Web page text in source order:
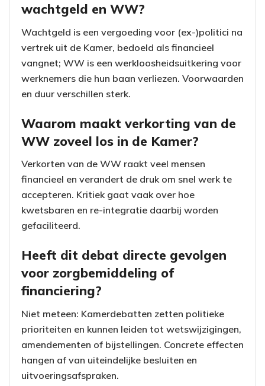
wachtgeld en WW?
Wachtgeld is een vergoeding voor (ex-)politici na
vertrek uit de Kamer, bedoeld als financieel
vangnet; WW is een werkloosheidsuitkering voor
werknemers die hun baan verliezen. Voorwaarden
en duur verschillen sterk.
Waarom maakt verkorting van de
WW zoveel los in de Kamer?
Verkorten van de WW raakt veel mensen
financieel en verandert de druk om snel werk te
accepteren. Kritiek gaat vaak over hoe
kwetsbaren en re-integratie daarbij worden
gefaciliteerd.
Heeft dit debat directe gevolgen
voor zorgbemiddeling of
financiering?
Niet meteen: Kamerdebatten zetten politieke
prioriteiten en kunnen leiden tot wetswijzigingen,
amendementen of bijstellingen. Concrete effecten
hangen af van uiteindelijke besluiten en
uitvoeringsafspraken.